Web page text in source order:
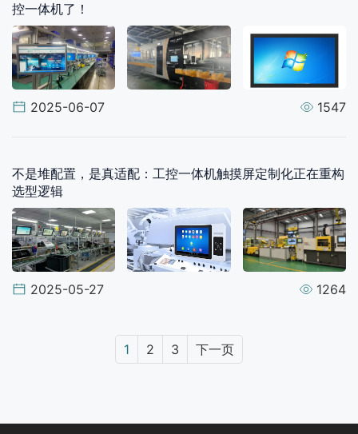
控一体机了！
2025-06-07 1547
不是堆配置，是真适配：工控一体机触摸屏定制化正在重构
选型逻辑
2025-05-27 1264
1 2 3 下一页